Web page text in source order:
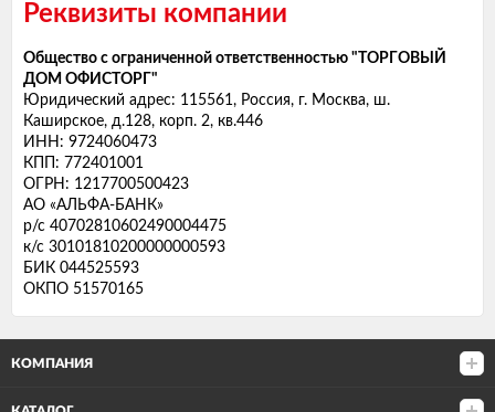
Реквизиты компании
Общество с ограниченной ответственностью "ТОРГОВЫЙ
ДОМ ОФИСТОРГ"
Юридический адрес: 115561, Россия, г. Москва, ш.
Каширское, д.128, корп. 2, кв.446
ИНН: 9724060473
КПП: 772401001
ОГРН: 1217700500423
АО «АЛЬФА-БАНК»
р/с 40702810602490004475
к/с 30101810200000000593
БИК 044525593
ОКПО 51570165
КОМПАНИЯ